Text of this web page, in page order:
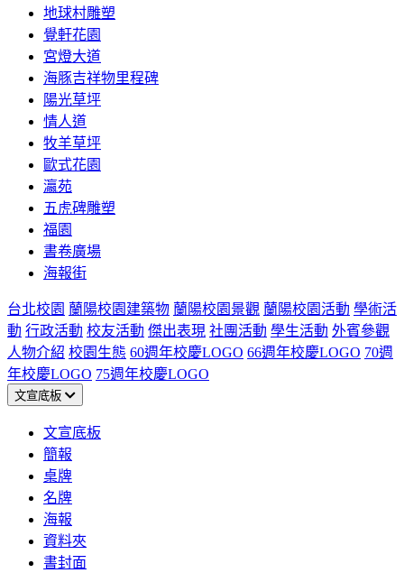
地球村雕塑
覺軒花園
宮燈大道
海豚吉祥物里程碑
陽光草坪
情人道
牧羊草坪
歐式花園
瀛苑
五虎碑雕塑
福園
書卷廣場
海報街
台北校園 蘭陽校園建築物 蘭陽校園景觀 蘭陽校園活動 學術活
動 行政活動 校友活動 傑出表現 社團活動 學生活動 外賓參觀
人物介紹 校園生態 60週年校慶LOGO 66週年校慶LOGO 70週
年校慶LOGO 75週年校慶LOGO
文宣底板
文宣底板
簡報
桌牌
名牌
海報
資料夾
書封面